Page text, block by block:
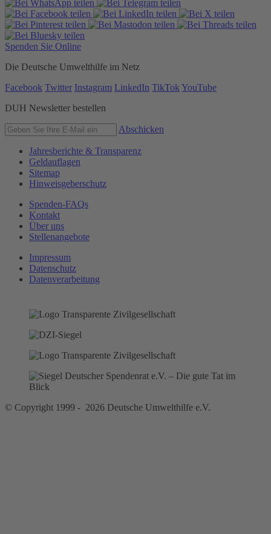
Spenden Sie Online
Die Deutsche Umwelthilfe im Netz
Facebook Twitter Instagram LinkedIn TikTok YouTube
DUH Newsletter bestellen
Abschicken
Jahresberichte & Transparenz
Geldauflagen
Sitemap
Hinweisgeberschutz
Spenden-FAQs
Kontakt
Über uns
Stellenangebote
Impressum
Datenschutz
Datenverarbeitung
© Copyright 1999 - 2026 Deutsche Umwelthilfe e.V.